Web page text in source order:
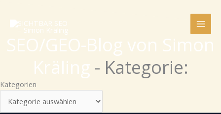
springen
SEO/GEO-Blog von Simon
Kräling - Kategorie:
Kategorien